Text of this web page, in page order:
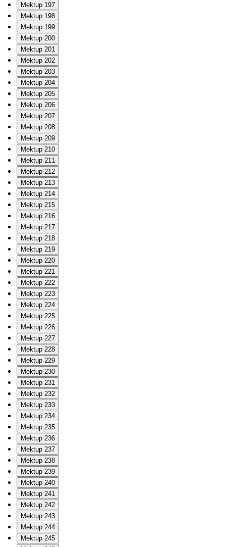
Mektup 197
Mektup 198
Mektup 199
Mektup 200
Mektup 201
Mektup 202
Mektup 203
Mektup 204
Mektup 205
Mektup 206
Mektup 207
Mektup 208
Mektup 209
Mektup 210
Mektup 211
Mektup 212
Mektup 213
Mektup 214
Mektup 215
Mektup 216
Mektup 217
Mektup 218
Mektup 219
Mektup 220
Mektup 221
Mektup 222
Mektup 223
Mektup 224
Mektup 225
Mektup 226
Mektup 227
Mektup 228
Mektup 229
Mektup 230
Mektup 231
Mektup 232
Mektup 233
Mektup 234
Mektup 235
Mektup 236
Mektup 237
Mektup 238
Mektup 239
Mektup 240
Mektup 241
Mektup 242
Mektup 243
Mektup 244
Mektup 245